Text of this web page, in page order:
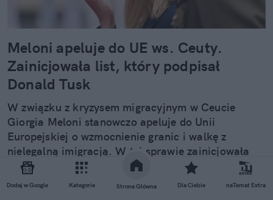
Dodaj w Google Kategorie Strona Główna Dla Ciebie naTemat Extra
Meloni apeluje do UE ws. Ceuty.
Zainicjowała list, który podpisał
Donald Tusk
W związku z kryzysem migracyjnym w Ceucie
Giorgia Meloni stanowczo apeluje do Unii
Europejskiej o wzmocnienie granic i walkę z
nielegalną imigracją. W tej sprawie zainicjowała
list do szefów instytucji unijnych, który podpisało
22 przywódców państw, także Donald Tusk.